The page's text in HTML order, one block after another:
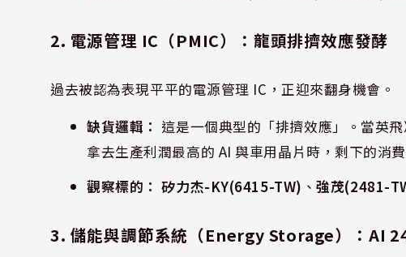
2. 電源管理 IC（PMIC）：龍頭排擠效應發酵
過去被認為表現平平的電源管理 IC，正迎來翻身機會。
缺貨邏輯： 這是一個典型的「排擠效應」。當英
拿去生產利潤最高的 AI 與車用晶片時，剩下的消
觀察標的： 矽力杰-KY(6415-TW) 、強茂(2481-
3. 儲能與調節系統（Energy Storage）：AI